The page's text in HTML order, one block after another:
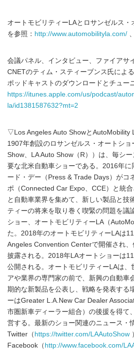
オートモビリティーLAとロサンゼルス・
を参照： http://www.automobilityla.com/ 、
会議パネル、インタビュー、ファイアサ
CNETのティム・スティーブンス氏によ
ポッドキャストのダウンロードとチュー
https://itunes.apple.com/us/podcast/
la/id1381587632?mt=2
▽Los Angeles Auto ShowとAutoMobility
1907年創設のロサンゼルス・オートシ
Show、LA Auto Show（R））は、毎シ
要な北米自動車ショーである。2016年に
ード・デー（Press & Trade Days）がコ
ポ（Connected Car Expo、CCE）と統
と自動車業界を集めて、新しい製品と技
ティーの将来を取り巻く喫緊の問題を議
ショー、オートモビリティーLA（
た。2018年のオートモビリティーLAは
Angeles Convention Centerで開催され
披露される。2018年LAオートショーは
公開される。オートモビリティーLAは、
アや業界の専門家の前で、新興の自動車
期的な新製品を公表し、戦略を発表する
ーはGreater L.A.New Car Dealer
市圏新車ディーラー組合）の後援を得て
営する。最新のショー関連のニュース・
Twitter（ https://twitter.com/LAAutoShow
Facebook（ http://www.facebook.com/